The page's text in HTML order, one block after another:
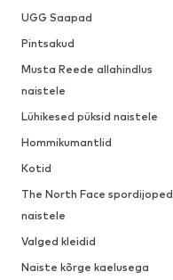
UGG Saapad
Pintsakud
Musta Reede allahindlus
naistele
Lühikesed püksid naistele
Hommikumantlid
Kotid
The North Face spordijoped
naistele
Valged kleidid
Naiste kõrge kaelusega